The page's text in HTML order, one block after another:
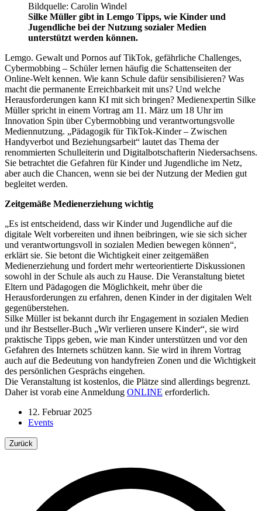
Bildquelle: Carolin Windel
Silke Müller gibt in Lemgo Tipps, wie Kinder und
Jugendliche bei der Nutzung sozialer Medien
unterstützt werden können.
Lemgo. Gewalt und Pornos auf TikTok, gefährliche Challenges,
Cybermobbing – Schüler lernen häufig die Schattenseiten der
Online-Welt kennen. Wie kann Schule dafür sensibilisieren? Was
macht die permanente Erreichbarkeit mit uns? Und welche
Herausforderungen kann KI mit sich bringen? Medienexpertin Silke
Müller spricht in einem Vortrag am 11. März um 18 Uhr im
Innovation Spin über Cybermobbing und verantwortungsvolle
Mediennutzung. „Pädagogik für TikTok-Kinder – Zwischen
Handyverbot und Beziehungsarbeit“ lautet das Thema der
renommierten Schulleiterin und Digitalbotschafterin Niedersachsens.
Sie betrachtet die Gefahren für Kinder und Jugendliche im Netz,
aber auch die Chancen, wenn sie bei der Nutzung der Medien gut
begleitet werden.
Zeitgemäße Medienerziehung wichtig
„Es ist entscheidend, dass wir Kinder und Jugendliche auf die
digitale Welt vorbereiten und ihnen beibringen, wie sie sich sicher
und verantwortungsvoll in sozialen Medien bewegen können“,
erklärt sie. Sie betont die Wichtigkeit einer zeitgemäßen
Medienerziehung und fordert mehr werteorientierte Diskussionen
sowohl in der Schule als auch zu Hause. Die Veranstaltung bietet
Eltern und Pädagogen die Möglichkeit, mehr über die
Herausforderungen zu erfahren, denen Kinder in der digitalen Welt
gegenüberstehen.
Silke Müller ist bekannt durch ihr Engagement in sozialen Medien
und ihr Bestseller-Buch „Wir verlieren unsere Kinder“, sie wird
praktische Tipps geben, wie man Kinder unterstützen und vor den
Gefahren des Internets schützen kann. Sie wird in ihrem Vortrag
auch auf die Bedeutung von handyfreien Zonen und die Wichtigkeit
des persönlichen Gesprächs eingehen.
Die Veranstaltung ist kostenlos, die Plätze sind allerdings begrenzt.
Daher ist vorab eine Anmeldung ONLINE erforderlich.
12. Februar 2025
Events